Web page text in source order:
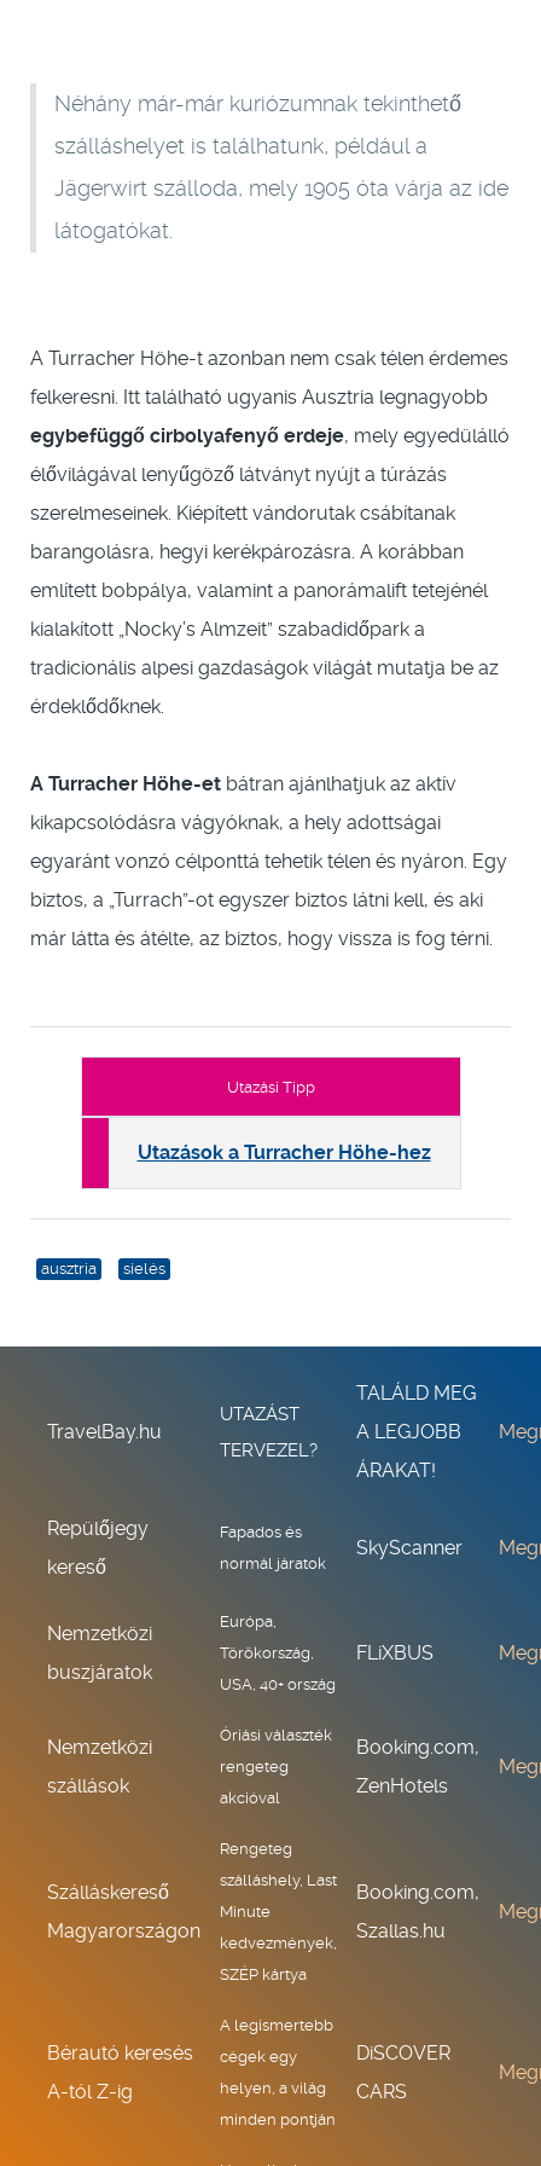
Néhány már-már kuriózumnak tekinthető
szálláshelyet is találhatunk, például a
Jägerwirt szálloda, mely 1905 óta várja az ide
látogatókat.
A Turracher Höhe-t azonban nem csak télen érdemes
felkeresni. Itt található ugyanis Ausztria legnagyobb
egybefüggő cirbolyafenyő erdeje, mely egyedülálló
élővilágával lenyűgöző látványt nyújt a túrázás
szerelmeseinek. Kiépített vándorutak csábítanak
barangolásra, hegyi kerékpározásra. A korábban
említett bobpálya, valamint a panorámalift tetejénél
kialakított „Nocky’s Almzeit” szabadidőpark a
tradicionális alpesi gazdaságok világát mutatja be az
érdeklődőknek.
A Turracher Höhe-et bátran ajánlhatjuk az aktív
kikapcsolódásra vágyóknak, a hely adottságai
egyaránt vonzó célponttá tehetik télen és nyáron. Egy
biztos, a „Turrach”-ot egyszer biztos látni kell, és aki
már látta és átélte, az biztos, hogy vissza is fog térni.
Utazási Tipp
Utazások a Turracher Höhe-hez
ausztria síelés
TravelBay.hu
UTAZÁST
TERVEZEL?
TALÁLD MEG
A LEGJOBB
ÁRAKAT!
Repülőjegy
kereső
Fapados és
normál járatok
SkyScanner
Nemzetközi
buszjáratok
Európa,
Törökország,
USA, 40+ ország
FLiXBUS
Nemzetközi
szállások
Óriási választék
rengeteg
akcióval
Booking.com,
ZenHotels
Szálláskereső
Magyarországon
Rengeteg
szálláshely, Last
Minute
kedvezmények,
SZÉP kártya
Booking.com,
Szallas.hu
Bérautó keresés
A-tól Z-ig
A legismertebb
cégek egy
helyen, a világ
minden pontján
DiSCOVER
CARS